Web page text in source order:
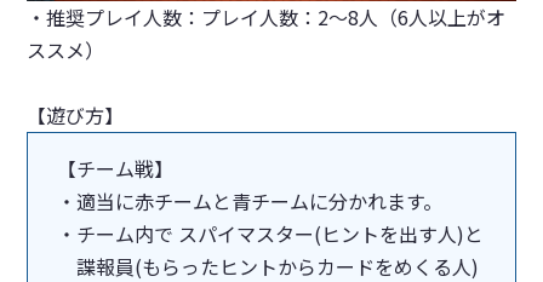
・推奨プレイ人数：プレイ人数：2～8人（6人以上がオ
ススメ）
【遊び方】
【チーム戦】
・適当に赤チームと青チームに分かれます。
・チーム内で スパイマスター(ヒントを出す人)と
諜報員(もらったヒントからカードをめくる人)